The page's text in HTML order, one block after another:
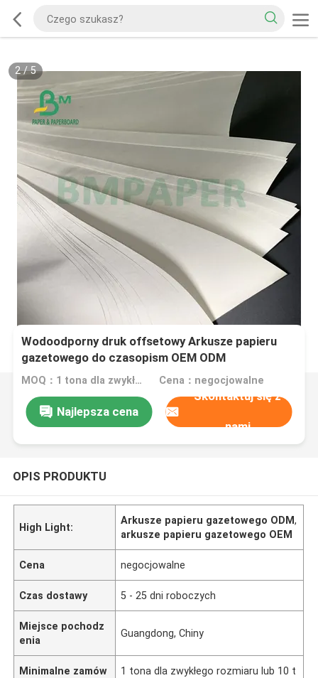
2/5
Wodoodporny druk offsetowy Arkusze papieru
gazetowego do czasopism OEM ODM
MOQ：1 tona dla zwykłego rozmiaru lub 10 ton dla specjalnego rozmiaru Cena：negocjowalne
Najlepsza cena
Skontaktuj się z
nami
OPIS PRODUKTU
High Light:
Arkusze papieru gazetowego ODM,
arkusze papieru gazetowego OEM
Cena negocjowalne
Czas dostawy 5 - 25 dni roboczych
Miejsce pochodz
enia
Guangdong, Chiny
Minimalne zamów
1 tona dla zwykłego rozmiaru lub 10 t